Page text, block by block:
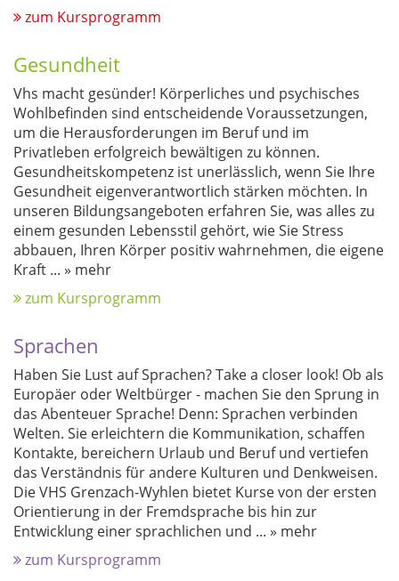
zum Kursprogramm
Gesundheit
Vhs macht gesünder! Körperliches und psychisches
Wohlbefinden sind entscheidende Voraussetzungen,
um die Herausforderungen im Beruf und im
Privatleben erfolgreich bewältigen zu können.
Gesundheitskompetenz ist unerlässlich, wenn Sie Ihre
Gesundheit eigenverantwortlich stärken möchten. In
unseren Bildungsangeboten erfahren Sie, was alles zu
einem gesunden Lebensstil gehört, wie Sie Stress
abbauen, Ihren Körper positiv wahrnehmen, die eigene
Kraft ... » mehr
zum Kursprogramm
Sprachen
Haben Sie Lust auf Sprachen? Take a closer look! Ob als
Europäer oder Weltbürger - machen Sie den Sprung in
das Abenteuer Sprache! Denn: Sprachen verbinden
Welten. Sie erleichtern die Kommunikation, schaffen
Kontakte, bereichern Urlaub und Beruf und vertiefen
das Verständnis für andere Kulturen und Denkweisen.
Die VHS Grenzach-Wyhlen bietet Kurse von der ersten
Orientierung in der Fremdsprache bis hin zur
Entwicklung einer sprachlichen und ... » mehr
zum Kursprogramm